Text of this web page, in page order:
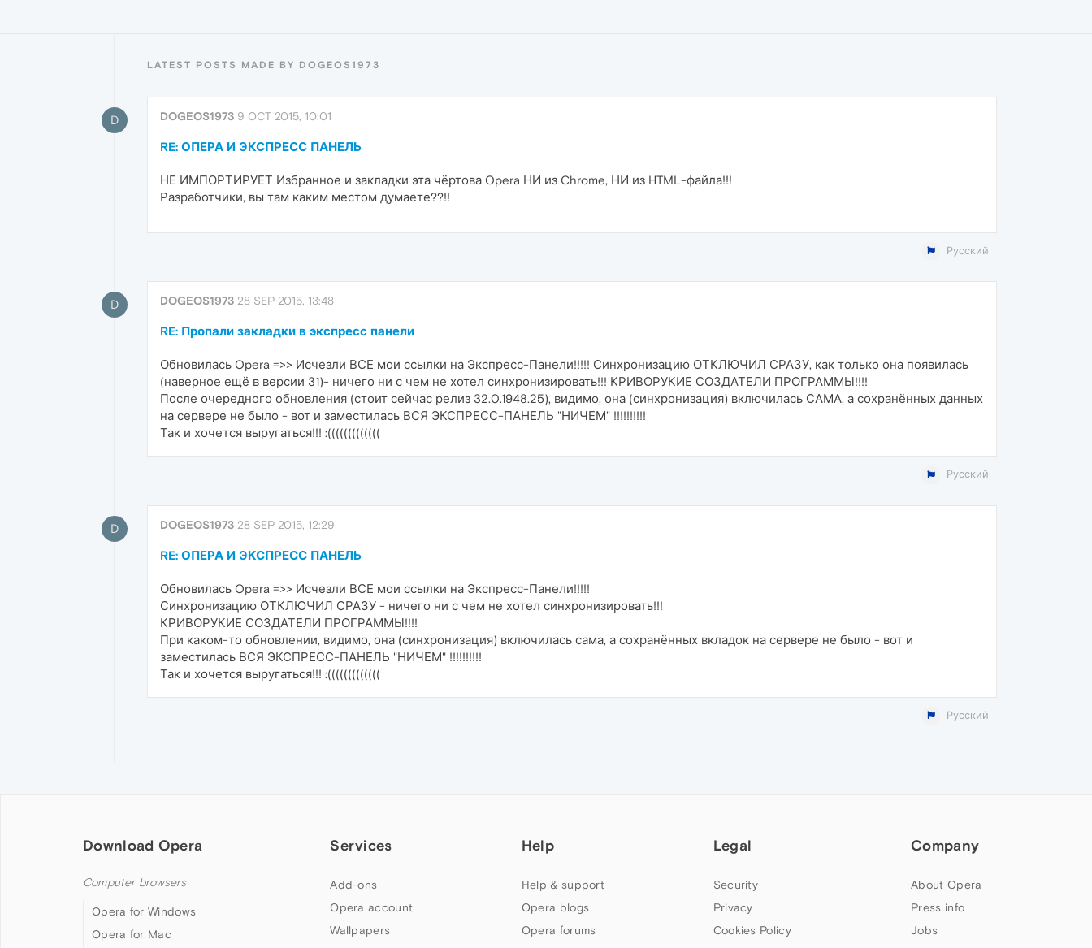
LATEST POSTS MADE BY DOGEOS1973
D DOGEOS1973 9 OCT 2015, 10:01
RE: ОПЕРА И ЭКСПРЕСС ПАНЕЛЬ
НЕ ИМПОРТИРУЕТ Избранное и закладки эта чёртова Opera НИ из Chrome, НИ из HTML-файла!!!
Разработчики, вы там каким местом думаете??!!
Русский
D DOGEOS1973 28 SEP 2015, 13:48
RE: Пропали закладки в экспресс панели
Обновилась Opera =>> Исчезли ВСЕ мои ссылки на Экспресс-Панели!!!!! Синхронизацию ОТКЛЮЧИЛ СРАЗУ, как только она появилась
(наверное ещё в версии 31)- ничего ни с чем не хотел синхронизировать!!! КРИВОРУКИЕ СОЗДАТЕЛИ ПРОГРАММЫ!!!!
После очередного обновления (стоит сейчас релиз 32.0.1948.25), видимо, она (синхронизация) включилась САМА, а сохранённых данных
на сервере не было - вот и заместилась ВСЯ ЭКСПРЕСС-ПАНЕЛЬ "НИЧЕМ" !!!!!!!!!!
Так и хочется выругаться!!! :(((((((((((((
Русский
D DOGEOS1973 28 SEP 2015, 12:29
RE: ОПЕРА И ЭКСПРЕСС ПАНЕЛЬ
Обновилась Opera =>> Исчезли ВСЕ мои ссылки на Экспресс-Панели!!!!!
Синхронизацию ОТКЛЮЧИЛ СРАЗУ - ничего ни с чем не хотел синхронизировать!!!
КРИВОРУКИЕ СОЗДАТЕЛИ ПРОГРАММЫ!!!!
При каком-то обновлении, видимо, она (синхронизация) включилась сама, а сохранённых вкладок на сервере не было - вот и
заместилась ВСЯ ЭКСПРЕСС-ПАНЕЛЬ "НИЧЕМ" !!!!!!!!!!
Так и хочется выругаться!!! :(((((((((((((
Русский
Download Opera
Computer browsers
Opera for Windows
Opera for Mac
Services
Add-ons
Opera account
Wallpapers
Help
Help & support
Opera blogs
Opera forums
Legal
Security
Privacy
Cookies Policy
Company
About Opera
Press info
Jobs